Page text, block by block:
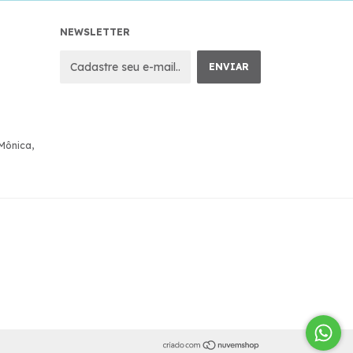
NEWSLETTER